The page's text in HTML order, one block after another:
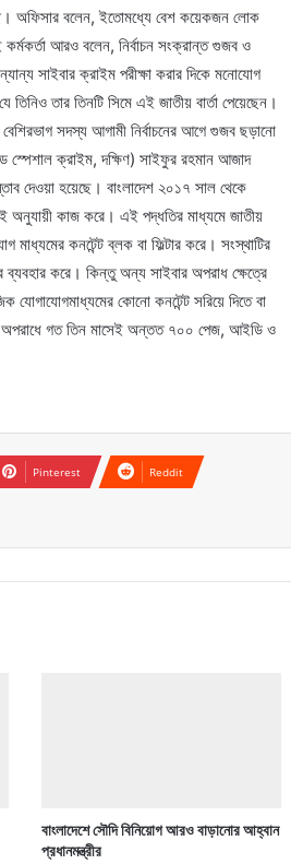
অফিসার বলেন, ইতোমধ্যে বেশ কয়েকজন লোক
কর্মকর্তা আরও বলেন, নির্বাচন সংক্রান্ত গুজব ও
সাইবার ক্রাইম পরীক্ষা করার দিকে মনোযোগ
তার তিনটি সিমে এই জাতীয় বার্তা পেয়েছেন।
সদস্য আগামী নির্বাচনের আগে গুজব ছড়ানো
স্পেশাল ক্রাইম, দক্ষিণ) সাইফুর রহমান আজাদ
দেওয়া হয়েছে। বাংলাদেশ ২০১৭ সাল থেকে
অনুযায়ী কাজ করে। এই পদ্ধতির মাধ্যমে জাতীয়
মাধ্যমের কনটেন্ট ব্লক বা ফিল্টার করে। সংস্থাটির
ব্যবহার করে। কিন্তু অন্য সাইবার অপরাধ ক্ষেত্রে
যোগাযোগমাধ্যমের কোনো কনটেন্ট সরিয়ে দিতে বা
অপরাধে গত তিন মাসেই অন্তত ৭০০ পেজ, আইডি ও
Pinterest Reddit
বাংলাদেশে সৌদি বিনিয়োগ আরও বাড়ানোর আহ্বান
প্রধানমন্ত্রীর